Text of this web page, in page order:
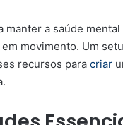
manter a saúde
movimento. Um
recursos para criar